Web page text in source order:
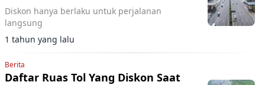
Diskon hanya berlaku untuk perjalanan
langsung
1 tahun yang lalu
Berita
Daftar Ruas Tol Yang Diskon Saat